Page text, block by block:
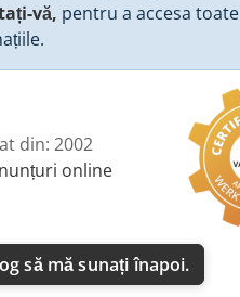
vă, pentru a accesa toate
din: 2002
online
să mă sunați înapoi.